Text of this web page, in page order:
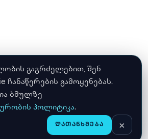
გაგრძელებით, შენ
ჩანაწერების გამოყენებას.
ბმულზე
პოლიტიკა.
ᲓᲐᲗᲐᲜᲮᲛᲔᲑᲐ ×
ᲛᲐᲦᲐᲖᲘᲐ ᲙᲐᲚᲐᲗᲐ